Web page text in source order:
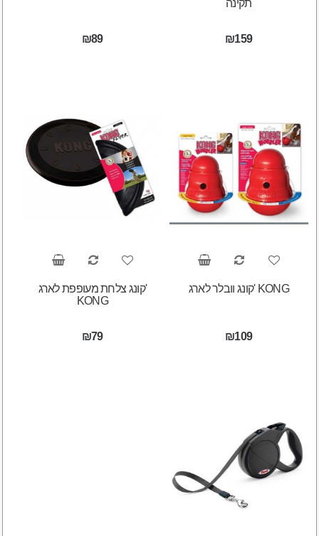
תקינה
₪159
₪89
קונג וובלר לארג' KONG
₪109
קונג צלחת מעופפת לארג'
KONG
₪79